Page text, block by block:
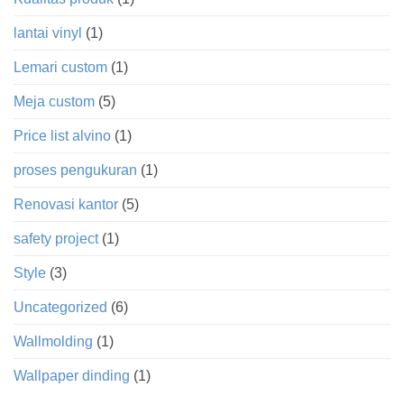
lantai vinyl (1)
Lemari custom (1)
Meja custom (5)
Price list alvino (1)
proses pengukuran (1)
Renovasi kantor (5)
safety project(1)
Style (3)
Uncategorized (6)
Wallmolding (1)
Wallpaper dinding (1)